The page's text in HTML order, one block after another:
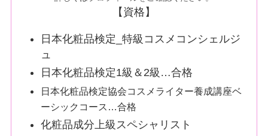
【資格】
日本化粧品検定_特級コスメコンシェルジ
ュ
日本化粧品検定1級＆2級…合格
日本化粧品検定協会コスメライター養成講座ベ
ーシックコース…合格
化粧品成分上級スペシャリスト